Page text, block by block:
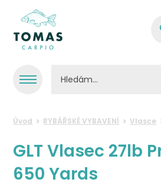
Úvod RYBÁŘSKÉ VYBAVENÍ Vlasce
GLT Vlasec 27lb
650 Yards